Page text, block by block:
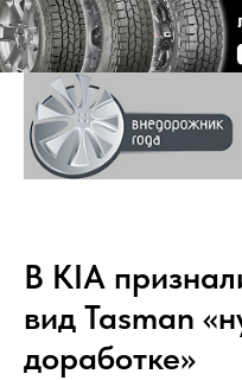
В KIA
вид Tasman
доработке»